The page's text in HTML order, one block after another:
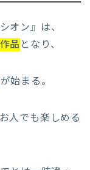
オン』は、
品 となり、
始まる。
人でも楽しめる